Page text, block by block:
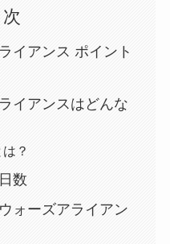
次
イアンス ポイント
イアンスはどんな
？
数
ォーズアライアン